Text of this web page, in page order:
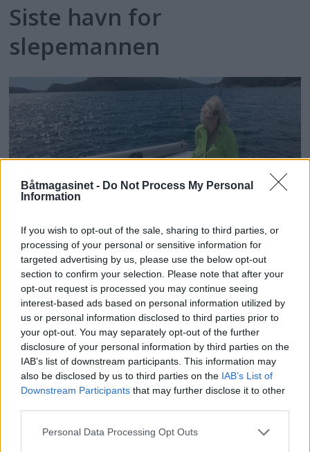
Båtmagasinet - Do Not Process My Personal
Information
If you wish to opt-out of the sale, sharing to third parties, or
processing of your personal or sensitive information for
targeted advertising by us, please use the below opt-out
section to confirm your selection. Please note that after your
opt-out request is processed you may continue seeing
interest-based ads based on personal information utilized by
us or personal information disclosed to third parties prior to
your opt-out. You may separately opt-out of the further
disclosure of your personal information by third parties on the
IAB’s list of downstream participants. This information may
also be disclosed by us to third parties on the IAB’s List of
Downstream Participants that may further disclose it to other
Personal Data Processing Opt Outs
Siste havn for
slepemannen
Sexolog, jazzmusiker,
rektor og båtfant